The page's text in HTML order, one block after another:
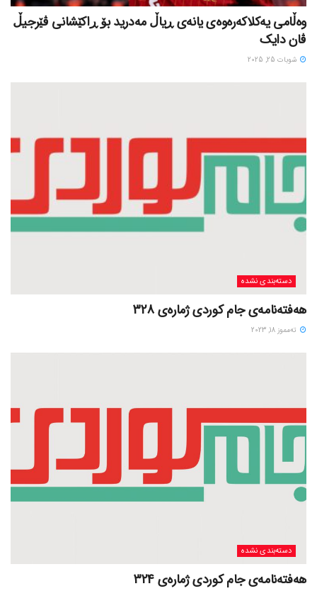
وەڵامی یەکلاکەرەوەی یانەی ڕیاڵ مەدرید بۆ ڕاکێشانی ڤێرجیڵ
ڤان دایک
شوبات 25, 2025
دسته‌بندی نشده
هەفتەنامەی جام کوردی ژمارەی 328
ته‌مموز 18, 2023
دسته‌بندی نشده
هەفتەنامەی جام کوردی ژمارەی 324